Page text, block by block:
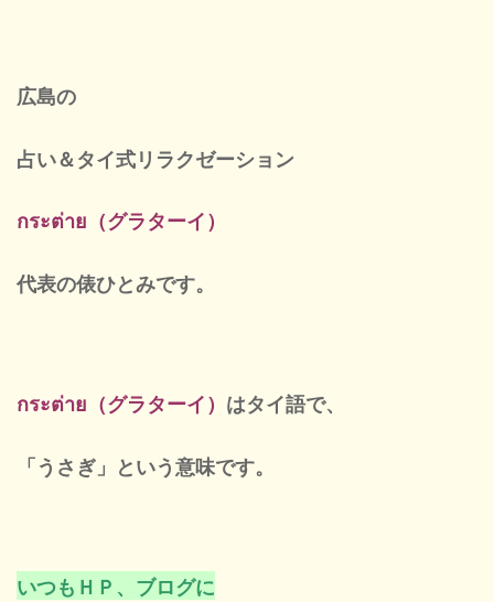
広島の
占い＆タイ式リラクゼーション
กระต่าย（グラターイ）
代表の俵ひとみです。
กระต่าย（グラターイ） はタイ語で、
「うさぎ」という意味です。
いつもＨＰ、ブログに